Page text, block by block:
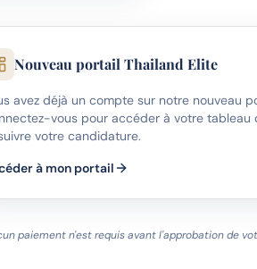
Nouveau portail Thailand Elite
avez déjà un compte sur notre nouveau
vous pour accéder à votre tableau
votre candidature.
à mon portail
paiement n'est requis avant l'approbation de